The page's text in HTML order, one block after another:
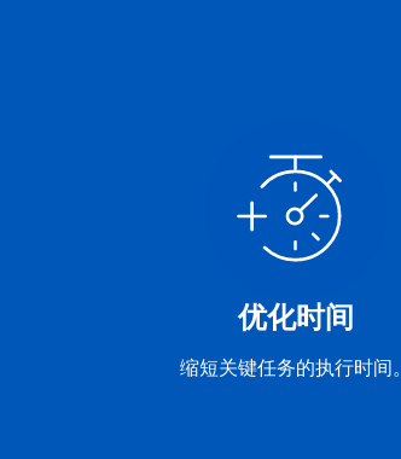
优化时间
缩短关键任务的执行时间。